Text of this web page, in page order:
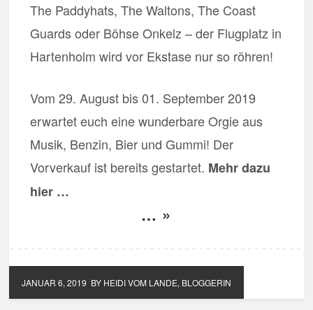
The Paddyhats, The Waltons, The Coast
Guards oder Böhse Onkelz – der Flugplatz in
Hartenholm wird vor Ekstase nur so röhren!
Vom 29. August bis 01. September 2019
erwartet euch eine wunderbare Orgie aus
Musik, Benzin, Bier und Gummi! Der
Vorverkauf ist bereits gestartet. Mehr dazu
hier …
… »
JANUAR 6, 2019 BY HEIDI VOM LANDE, BLOGGERIN